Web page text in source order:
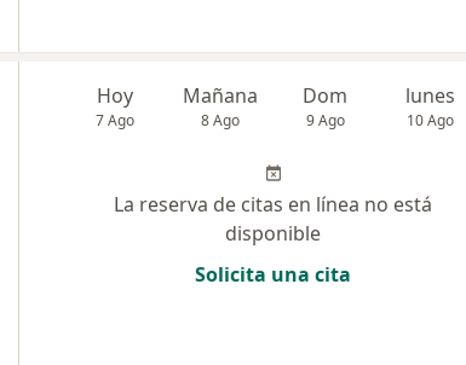
Hoy
7 Ago
Mañana
8 Ago
Dom
9 Ago
lunes
10 Ago
La reserva de citas en línea no está
disponible
Solicita una cita